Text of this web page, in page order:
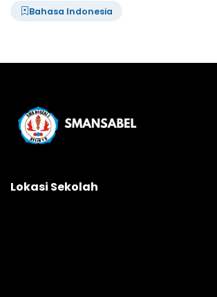
Bahasa Indonesia
Lokasi Sekolah